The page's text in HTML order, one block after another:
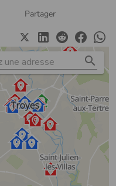
Partager